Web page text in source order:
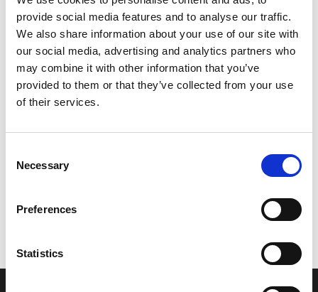
provide social media features and to analyse our traffic.
We also share information about your use of our site with
our social media, advertising and analytics partners who
may combine it with other information that you’ve
provided to them or that they’ve collected from your use
of their services.
Selection
Necessary
Preferences
Statistics
Leveringstid er 5-6 dag(e)
Model/varenr.: 6R3428501000
1.143,49 DKK
Vi oplever i øjeblikket store og hyppige prisændringer i markedet.
leveres, eller hvor prisen afviger fra det viste. Vi kontakter dig
naturligvis, hvis dette er tilfældet.